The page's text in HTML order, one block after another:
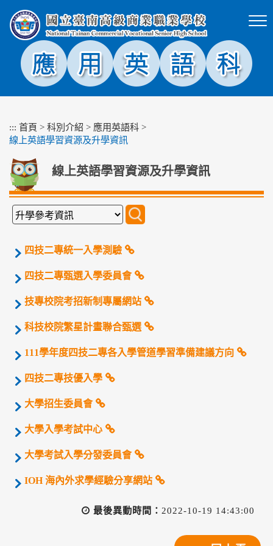
塊
::: 首頁 > 科別介紹 > 應用英語科 >
線上英語學習資源及升學資訊
線上英語學習資源及升學資訊
四技二專統一入學測驗
四技二專甄選入學委員會
技專校院考招新制專屬網站
科技校院繁星計畫聯合甄選
111學年度四技二專各入學管道學習準備建議方向
四技二專技優入學
大學招生委員會
大學入學考試中心
大學考試入學分發委員會
IOH 海內外求學經驗分享網站
最後異動時間： 2022-10-19 14:43:00